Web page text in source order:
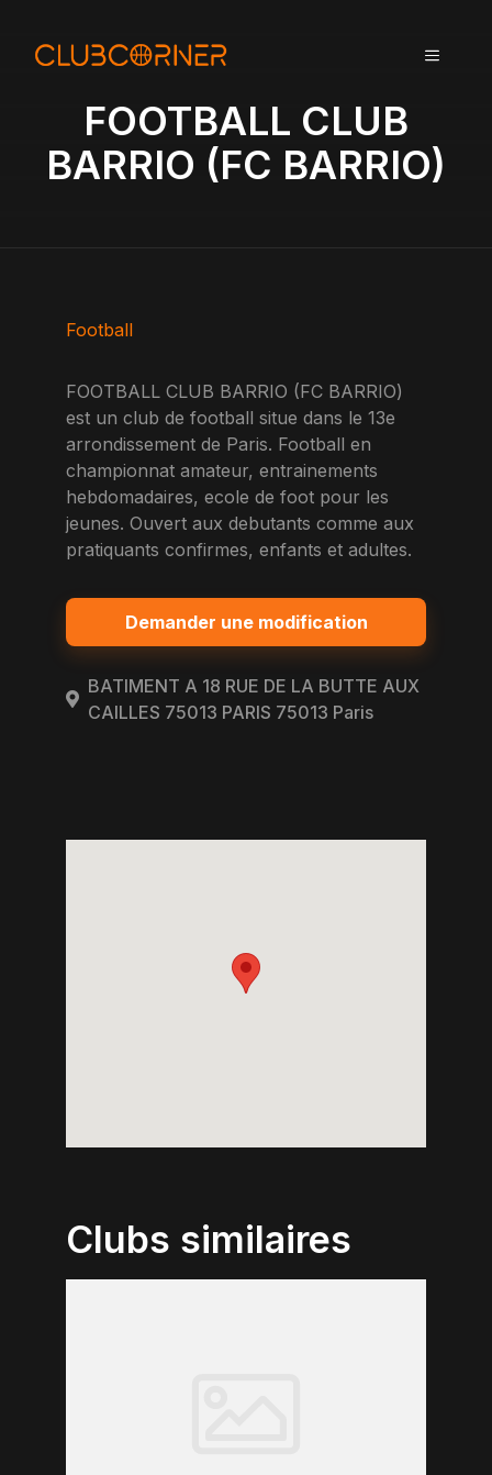
MENU
FOOTBALL CLUB
BARRIO (FC BARRIO)
Football
FOOTBALL CLUB BARRIO (FC BARRIO)
est un club de football situe dans le 13e
arrondissement de Paris. Football en
championnat amateur, entrainements
hebdomadaires, ecole de foot pour les
jeunes. Ouvert aux debutants comme aux
pratiquants confirmes, enfants et adultes.
Demander une modification
BATIMENT A 18 RUE DE LA BUTTE AUX
CAILLES 75013 PARIS 75013 Paris
Clubs similaires